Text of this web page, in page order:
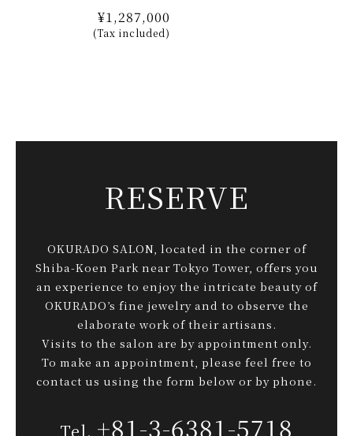
¥1,287,000
(Tax included)
RESERVE
OKURADO SALON, located in the corner of
Shiba-Koen Park near Tokyo Tower, offers you
an experience to enjoy the intricate beauty of
OKURADO’s fine jewelry and to observe the
elaborate work of their artisans.
Visits to the salon are by appointment only.
To make an appointment, please feel free to
contact us using the form below or by phone.
+81-3-6381-5718